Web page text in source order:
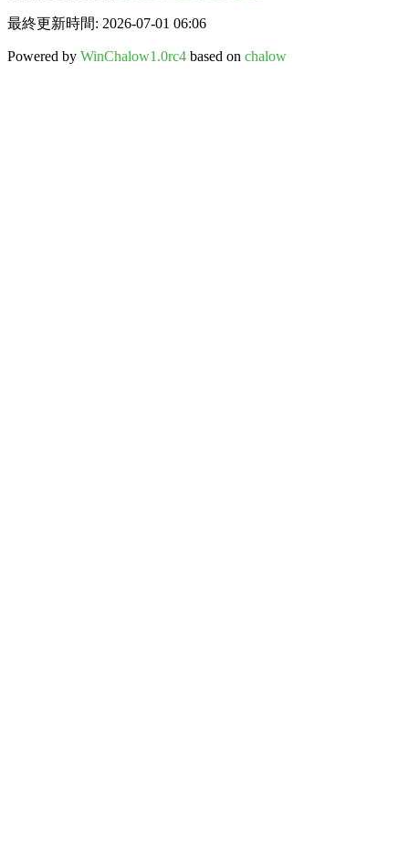
最終更新時間: 2026-07-01 06:06
Powered by WinChalow1.0rc4 based on chalow